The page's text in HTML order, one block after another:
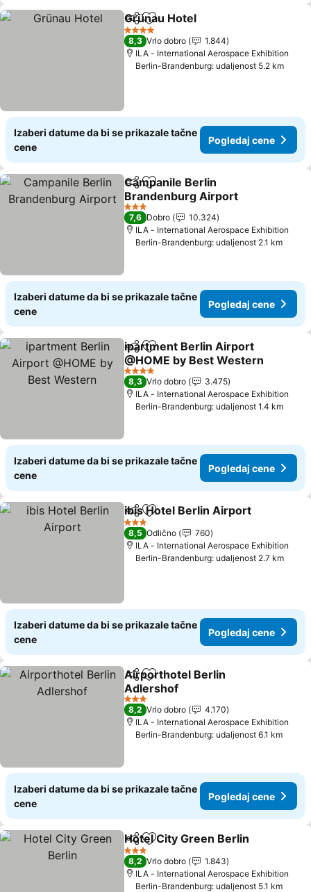
Deli Dodati u favorite
Grünau Hotel
4 Zvezdice
8,3 Vrlo dobro
1.844
ILA - International Aerospace Exhibition
Berlin-Brandenburg: udaljenost 5.2 km
Izaberi datume da bi se prikazale tačne
cene
Pogledaj cene
Deli Dodati u favorite
Campanile Berlin
Brandenburg Airport
Pogledaj cene
3 Zvezdice
7,6 Dobro
10.324
ILA - International Aerospace Exhibition
Berlin-Brandenburg: udaljenost 2.1 km
Izaberi datume da bi se prikazale tačne
cene
Pogledaj cene
Deli Dodati u favorite
ipartment Berlin Airport
@HOME by Best Western
Pogledaj cene
4 Zvezdice
8,3 Vrlo dobro
3.475
ILA - International Aerospace Exhibition
Berlin-Brandenburg: udaljenost 1.4 km
Izaberi datume da bi se prikazale tačne
cene
Pogledaj cene
Deli Dodati u favorite
ibis Hotel Berlin Airport
3 Zvezdice
8,5 Odlično
760
ILA - International Aerospace Exhibition
Berlin-Brandenburg: udaljenost 2.7 km
Izaberi datume da bi se prikazale tačne
cene
Pogledaj cene
Deli Dodati u favorite
Airporthotel Berlin
Adlershof
Pogledaj cene
3 Zvezdice
8,2 Vrlo dobro
4.170
ILA - International Aerospace Exhibition
Berlin-Brandenburg: udaljenost 6.1 km
Izaberi datume da bi se prikazale tačne
cene
Pogledaj cene
Deli Dodati u favorite
Hotel City Green Berlin
3 Zvezdice
8,2 Vrlo dobro
1.843
ILA - International Aerospace Exhibition
Berlin-Brandenburg: udaljenost 5.1 km